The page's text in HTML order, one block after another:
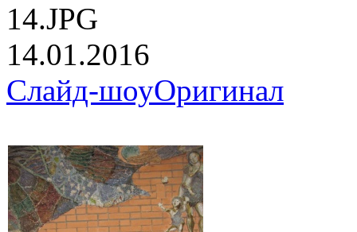
14.JPG
14.01.2016
Слайд-шоуОригинал